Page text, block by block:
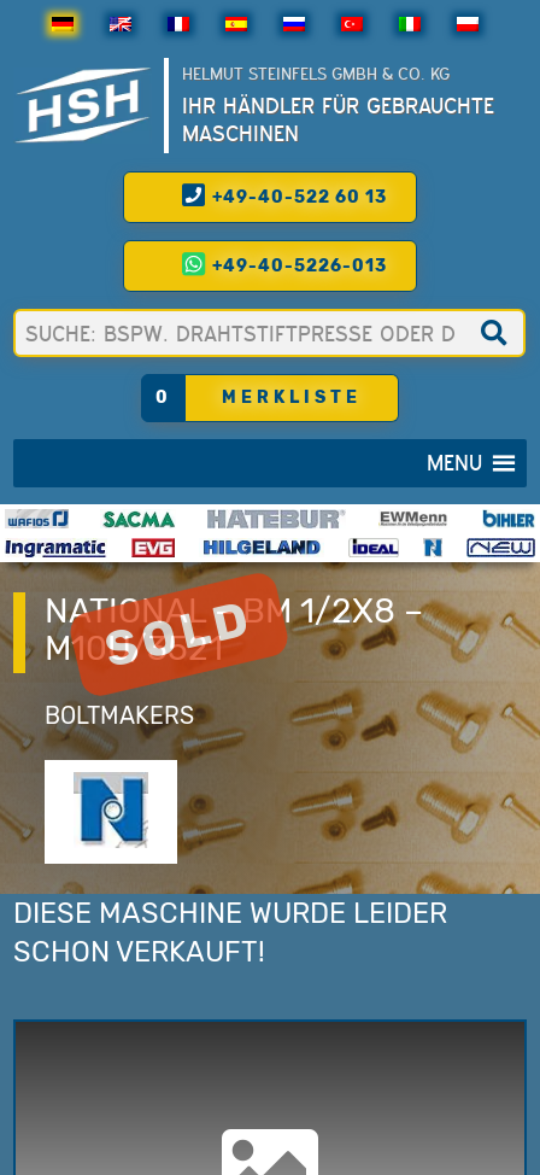
HELMUT STEINFELS GMBH & CO. KG
IHR HÄNDLER FÜR GEBRAUCHTE
MASCHINEN
+49-40-522 60 13
+49-40-5226-013
0 MERKLISTE
MENU
NATIONAL – BM 1/2X8 –
M10U/3521
BOLTMAKERS
DIESE MASCHINE WURDE LEIDER
SCHON VERKAUFT!